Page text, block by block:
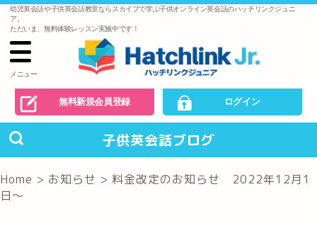
幼児英会話や子供英会話教室ならスカイプで学ぶ子供オンライン英会話のハッチリンクジュニ
ア。
ただいま、無料体験レッスン実施中です！
メニュー
無料新規会員登録 ログイン
子供英会話ブログ
Home > お知らせ > 料金改定のお知らせ 2022年12月1
日～